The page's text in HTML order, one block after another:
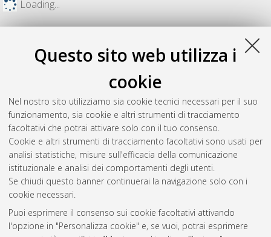
Questo sito web utilizza i
cookie
Nel nostro sito utilizziamo sia cookie tecnici necessari per il suo
funzionamento, sia cookie e altri strumenti di tracciamento
facoltativi che potrai attivare solo con il tuo consenso.
Cookie e altri strumenti di tracciamento facoltativi sono usati per
analisi statistiche, misure sull'efficacia della comunicazione
istituzionale e analisi dei comportamenti degli utenti.
Se chiudi questo banner continuerai la navigazione solo con i
cookie necessari.
Puoi esprimere il consenso sui cookie facoltativi attivando
l'opzione in "Personalizza cookie" e, se vuoi, potrai esprimere
Loading...
Gestione del documento:
Atom
Rss 1.0